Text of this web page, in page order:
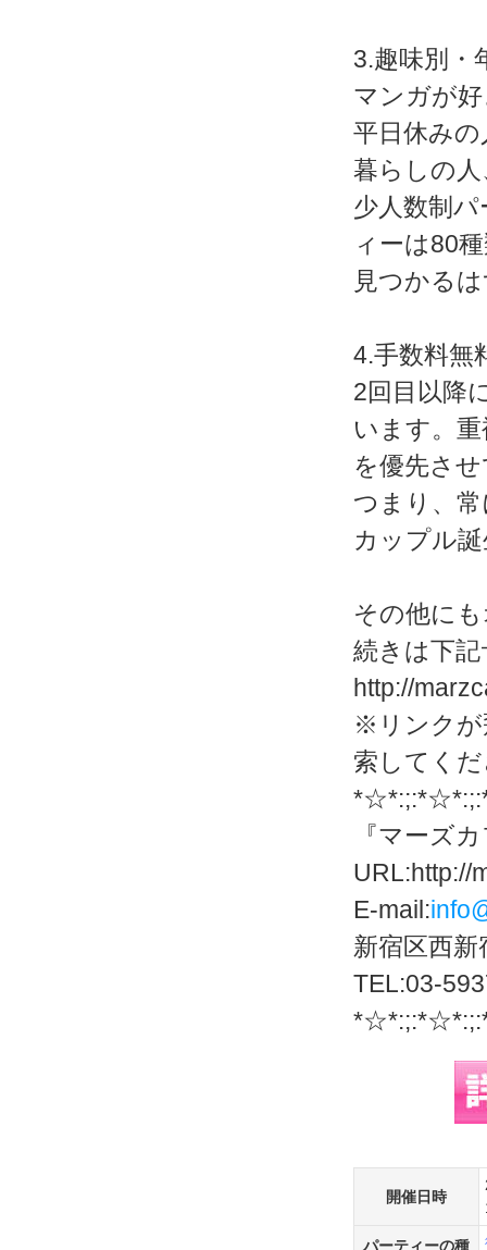
3.趣味別・
マンガが
平日休み
暮らしの
少人数制
ィーは80
見つかる
4.手数料無
2回目以降
います。
を優先さ
つまり、
カップル
その他に
続きは下
http://
※リンクが
索してく
『マーズ
URL:http://
E-mail:
新宿区西
TEL:03-
開催日時
パーティーの種